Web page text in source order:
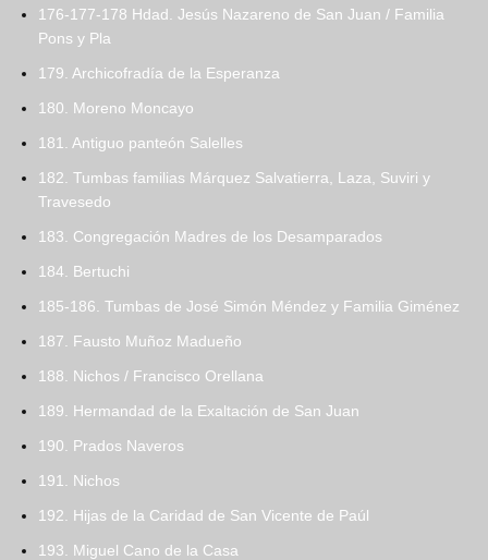
176-177-178 Hdad. Jesús Nazareno de San Juan / Familia
Pons y Pla
179. Archicofradía de la Esperanza
180. Moreno Moncayo
181. Antiguo panteón Salelles
182. Tumbas familias Márquez Salvatierra, Laza, Suviri y
Travesedo
183. Congregación Madres de los Desamparados
184. Bertuchi
185-186. Tumbas de José Simón Méndez y Familia Giménez
187. Fausto Muñoz Madueño
188. Nichos / Francisco Orellana
189. Hermandad de la Exaltación de San Juan
190. Prados Naveros
191. Nichos
192. Hijas de la Caridad de San Vicente de Paúl
193. Miguel Cano de la Casa